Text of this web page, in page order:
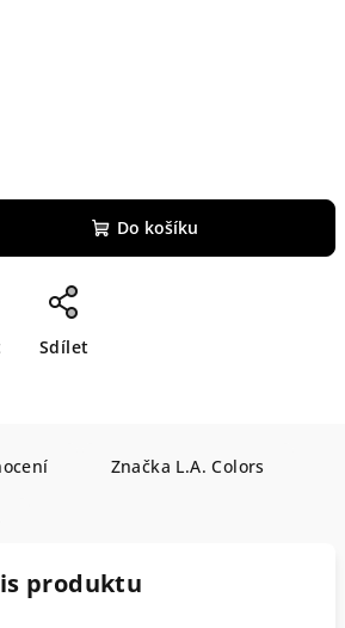
Do košíku
Sdílet
Značka L.A. Colors
produktu